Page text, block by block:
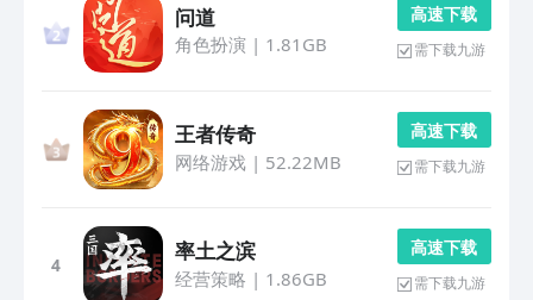
问道
角色扮演 | 1.81GB
高 速 下 载
需下载九游
王者传奇
网络游戏| 52.22MB
高 速 下 载
需下载九游
4
率土之滨
经营策略 | 1.86GB
高 速 下 载
需下载九游